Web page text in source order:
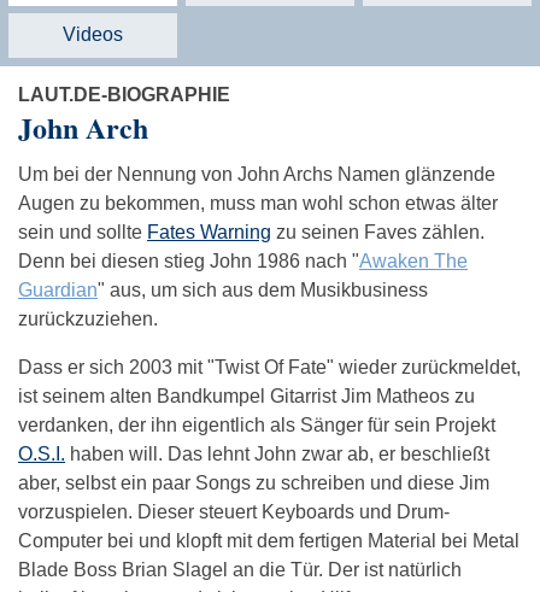
Videos
LAUT.DE-BIOGRAPHIE
John Arch
Um bei der Nennung von John Archs Namen glänzende
Augen zu bekommen, muss man wohl schon etwas älter
sein und sollte Fates Warning zu seinen Faves zählen.
Denn bei diesen stieg John 1986 nach "Awaken The
Guardian" aus, um sich aus dem Musikbusiness
zurückzuziehen.
Dass er sich 2003 mit "Twist Of Fate" wieder zurückmeldet,
ist seinem alten Bandkumpel Gitarrist Jim Matheos zu
verdanken, der ihn eigentlich als Sänger für sein Projekt
O.S.I. haben will. Das lehnt John zwar ab, er beschließt
aber, selbst ein paar Songs zu schreiben und diese Jim
vorzuspielen. Dieser steuert Keyboards und Drum-
Computer bei und klopft mit dem fertigen Material bei Metal
Blade Boss Brian Slagel an die Tür. Der ist natürlich